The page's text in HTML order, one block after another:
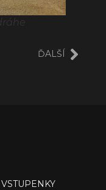
ĎALŠÍ
VSTUPENKY